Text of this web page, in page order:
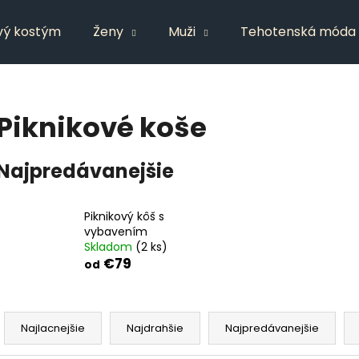
kostým Ženy Muži Tehotenská móda
koše
Piknikový kôš s
vybavením
Skladom (2 ks)
od €79
R
Najlacnejšie Najdrahšie Najpredávanejšie
Odporúčame